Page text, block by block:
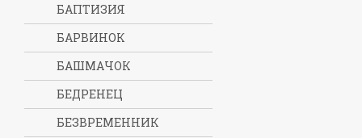
БАПТИЗИЯ
БАРВИНОК
БАШМАЧОК
БЕДРЕНЕЦ
БЕЗВРЕМЕННИК